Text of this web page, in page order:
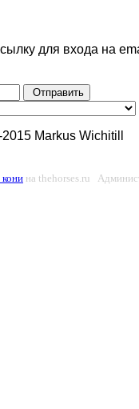
для входа на
Отправить
Markus Wichitill
на thehorses.ru